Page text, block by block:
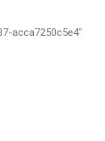
acca7250c5e4"